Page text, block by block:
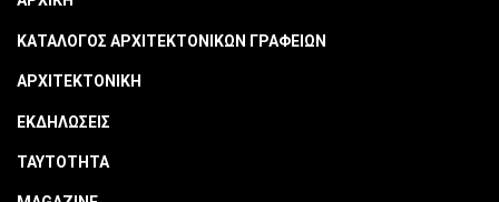
ΚΑΤΑΛΟΓΟΣ ΑΡΧΙΤΕΚΤΟΝΙΚΩΝ ΓΡΑΦΕΙΩΝ
ΑΡΧΙΤΕΚΤΟΝΙΚΗ
ΕΚΔΗΛΩΣΕΙΣ
ΤΑΥΤΟΤΗΤΑ